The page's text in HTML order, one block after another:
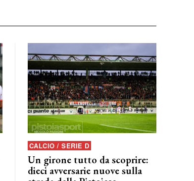
CALCIO / SERIE D
Un girone tutto da scoprire:
dieci avversarie nuove sulla